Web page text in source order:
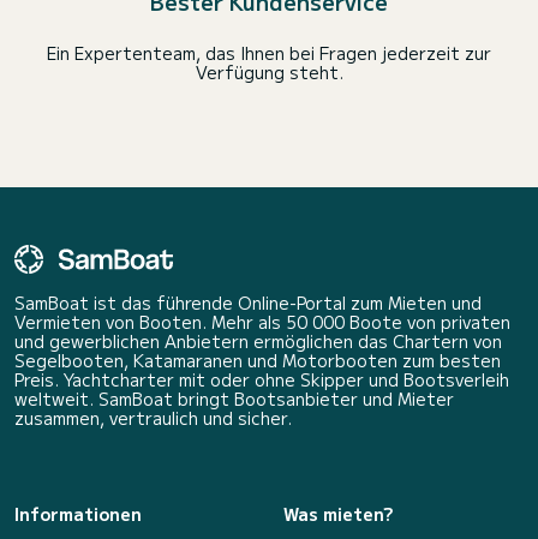
Ein Expertenteam, das Ihnen bei Fragen jederzeit zur
Verfügung steht.
SamBoat ist das führende Online-Portal zum Mieten und
Vermieten von Booten. Mehr als 50 000 Boote von privaten
und gewerblichen Anbietern ermöglichen das Chartern von
Segelbooten, Katamaranen und Motorbooten zum besten
Preis. Yachtcharter mit oder ohne Skipper und Bootsverleih
weltweit. SamBoat bringt Bootsanbieter und Mieter
zusammen, vertraulich und sicher.
Informationen
Was mieten?